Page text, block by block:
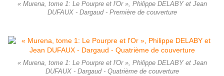
« Murena, tome 1: Le Pourpre et l'Or », Philippe DELABY et Jean
DUFAUX - Dargaud - Première de couverture
« Murena, tome 1: Le Pourpre et l'Or », Philippe DELABY et Jean
DUFAUX - Dargaud - Quatrième de couverture